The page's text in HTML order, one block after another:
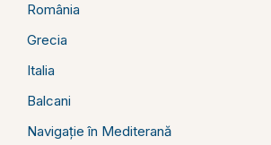
România
Grecia
Italia
Balcani
Navigație în Mediterană